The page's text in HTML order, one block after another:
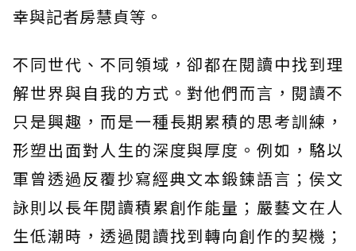
幸與記者房慧貞等。
不同世代、不同領域，卻都在閱讀中找到理
解世界與自我的方式。對他們而言，閱讀不
只是興趣，而是一種長期累積的思考訓練，
形塑出面對人生的深度與厚度。例如，駱以
軍曾透過反覆抄寫經典文本鍛鍊語言；侯文
詠則以長年閱讀積累創作能量；嚴藝文在人
生低潮時，透過閱讀找到轉向創作的契機；